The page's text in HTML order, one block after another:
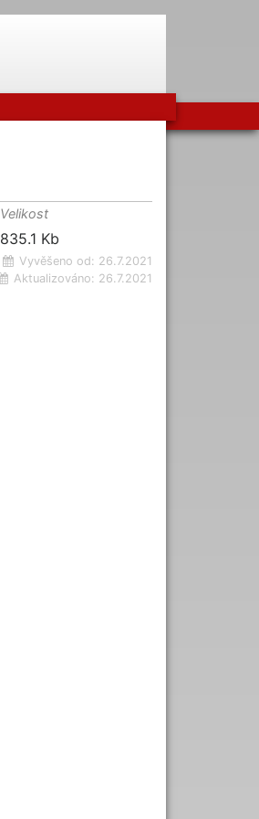
Velikost
835.1 Kb
Vyvěšeno od: 26.7.2021
Aktualizováno: 26.7.2021